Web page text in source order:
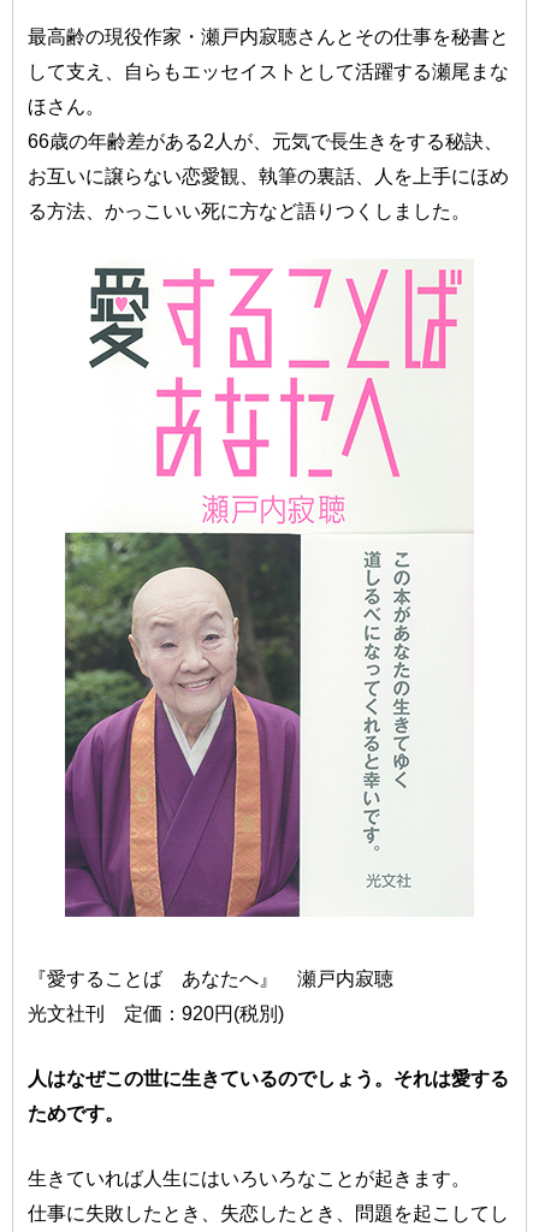
最高齢の現役作家・瀬戸内寂聴さんとその仕事を秘書と
して支え、自らもエッセイストとして活躍する瀬尾まな
ほさん。
66歳の年齢差がある2人が、元気で長生きをする秘訣、
お互いに譲らない恋愛観、執筆の裏話、人を上手にほめ
る方法、かっこいい死に方など語りつくしました。
『愛することば あなたへ』 瀬戸内寂聴
光文社刊 定価：920円(税別)
人はなぜこの世に生きているのでしょう。それは愛する
ためです。
生きていれば人生にはいろいろなことが起きます。
仕事に失敗したとき、失恋したとき、問題を起こしてし